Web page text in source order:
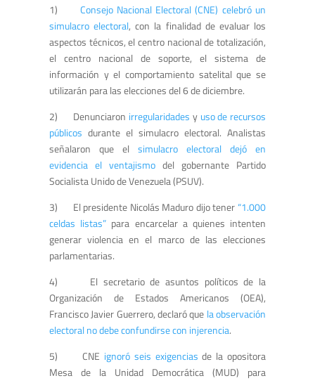
1) Consejo Nacional Electoral (CNE) celebró un
simulacro electoral, con la finalidad de evaluar los
aspectos técnicos, el centro nacional de totalización,
el centro nacional de soporte, el sistema de
información y el comportamiento satelital que se
utilizarán para las elecciones del 6 de diciembre.
2) Denunciaron irregularidades y uso de recursos
públicos durante el simulacro electoral. Analistas
señalaron que el simulacro electoral dejó en
evidencia el ventajismo del gobernante Partido
Socialista Unido de Venezuela (PSUV).
3) El presidente Nicolás Maduro dijo tener “1.000
celdas listas” para encarcelar a quienes intenten
generar violencia en el marco de las elecciones
parlamentarias.
4) El secretario de asuntos políticos de la
Organización de Estados Americanos (OEA),
Francisco Javier Guerrero, declaró que la observación
electoral no debe confundirse con injerencia.
5) CNE ignoró seis exigencias de la opositora
Mesa de la Unidad Democrática (MUD) para